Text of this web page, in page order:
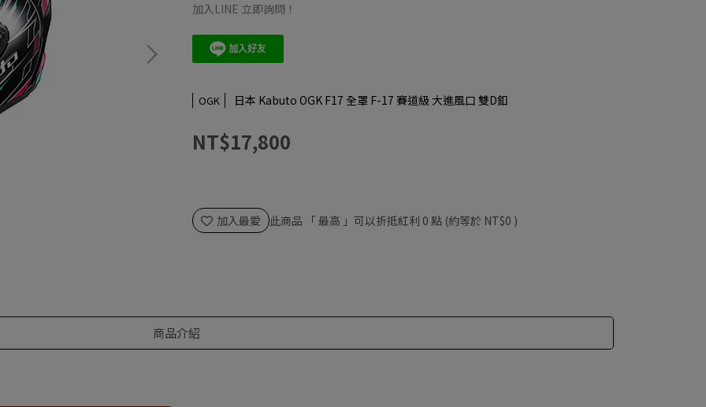
加入LINE 立即詢問！
OGK 日本 Kabuto OGK F17 全罩 F-17 賽道級 大進風口 雙D釦
NT$17,800
加入最愛 此商品 「 最高 」可以折抵紅利 0 點 (約等於 NT$0 )
商品介紹